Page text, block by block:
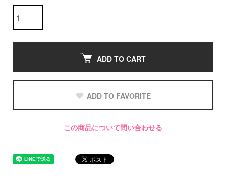
ADD TO CART
ADD TO FAVORITE
この商品について問い合わせる